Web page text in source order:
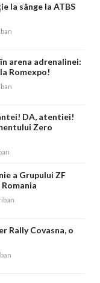
la sânge la ATBS
arena adrenalinei:
Romexpo!
DA, atentiei!
Zero
a Grupului ZF
Rally Covasna, o